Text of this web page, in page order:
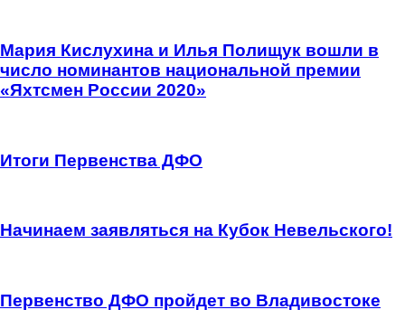
Мария Кислухина и Илья Полищук вошли в
число номинантов национальной премии
«Яхтсмен России 2020»
Итоги Первенства ДФО
Начинаем заявляться на Кубок Невельского!
Первенство ДФО пройдет во Владивостоке